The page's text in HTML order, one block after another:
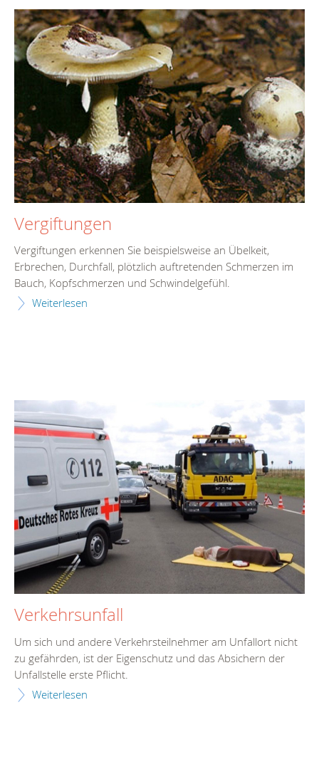
Vergiftungen
Vergiftungen erkennen Sie beispielsweise an Übelkeit,
Erbrechen, Durchfall, plötzlich auftretenden Schmerzen im
Bauch, Kopfschmerzen und Schwindelgefühl.
Weiterlesen
Verkehrsunfall
Um sich und andere Verkehrsteilnehmer am Unfallort nicht
zu gefährden, ist der Eigenschutz und das Absichern der
Unfallstelle erste Pflicht.
Weiterlesen